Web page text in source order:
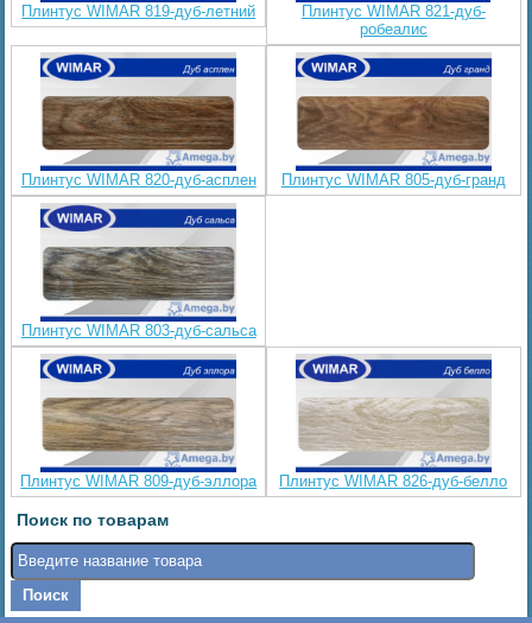
Плинтус WIMAR 819-дуб-летний
Плинтус WIMAR 821-дуб-
робеалис
Плинтус WIMAR 820-дуб-асплен Плинтус WIMAR 805-дуб-гранд
Плинтус WIMAR 803-дуб-сальса
Плинтус WIMAR 809-дуб-эллора Плинтус WIMAR 826-дуб-белло
Поиск по товарам